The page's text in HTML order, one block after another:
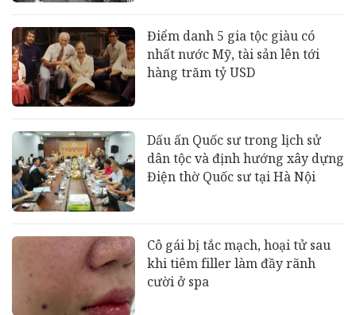
Điểm danh 5 gia tộc giàu có
nhất nước Mỹ, tài sản lên tới
hàng trăm tỷ USD
Dấu ấn Quốc sư trong lịch sử
dân tộc và định hướng xây dựng
Điện thờ Quốc sư tại Hà Nội
Cô gái bị tắc mạch, hoại tử sau
khi tiêm filler làm đầy rãnh
cười ở spa